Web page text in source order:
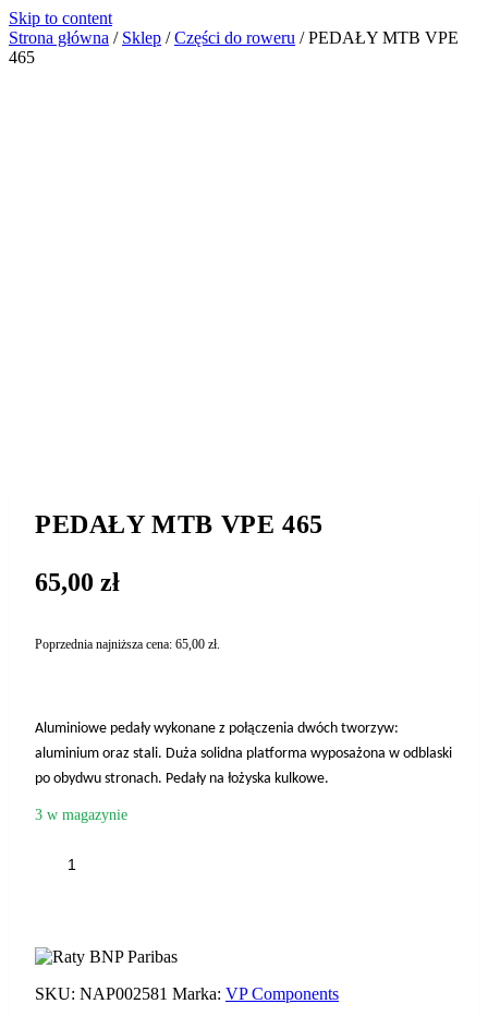
Skip to content
Strona główna / Sklep / Części do roweru / PEDAŁY MTB VPE
465
PEDAŁY MTB VPE 465
65,00 zł
Poprzednia najniższa cena: 65,00 zł.
Aluminiowe pedały wykonane z połączenia dwóch tworzyw:
aluminium oraz stali. Duża solidna platforma wyposażona w odblaski
po obydwu stronach. Pedały na łożyska kulkowe.
3 w magazynie
465
SKU: NAP002581 Marka: VP Components